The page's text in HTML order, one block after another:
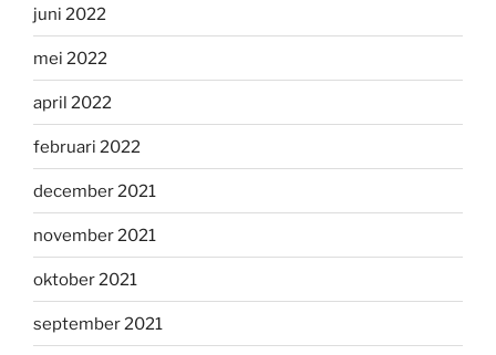
juni 2022
mei 2022
april 2022
februari 2022
december 2021
november 2021
oktober 2021
september 2021